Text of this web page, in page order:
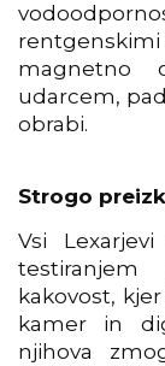
rentgenskimi
magnetno
udarcem,
obrabi.
Strogo
Vsi
kakovost,
kamer in
njihova